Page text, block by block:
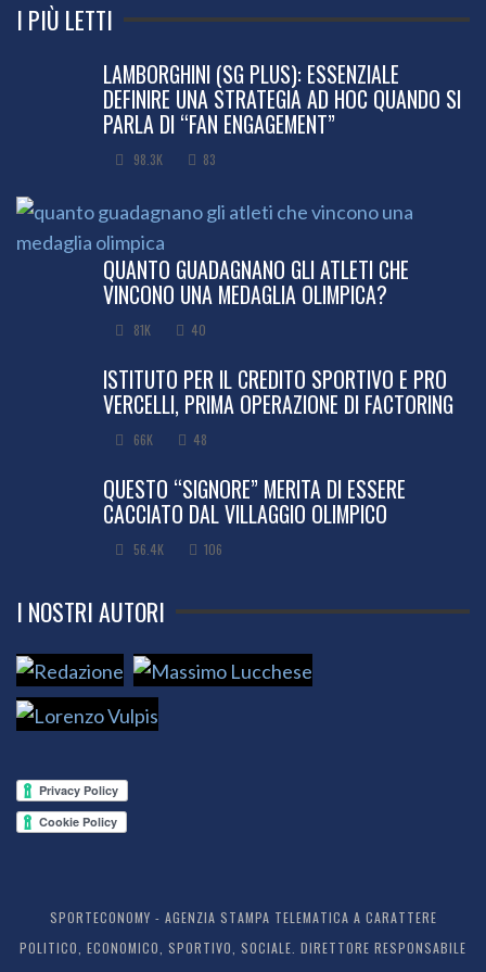
I PIÙ LETTI
LAMBORGHINI (SG PLUS): ESSENZIALE
DEFINIRE UNA STRATEGIA AD HOC QUANDO SI
PARLA DI “FAN ENGAGEMENT”
98.3K 83
QUANTO GUADAGNANO GLI ATLETI CHE
VINCONO UNA MEDAGLIA OLIMPICA?
81K 40
ISTITUTO PER IL CREDITO SPORTIVO E PRO
VERCELLI, PRIMA OPERAZIONE DI FACTORING
66K 48
QUESTO “SIGNORE” MERITA DI ESSERE
CACCIATO DAL VILLAGGIO OLIMPICO
56.4K 106
I NOSTRI AUTORI
SPORTECONOMY - AGENZIA STAMPA TELEMATICA A CARATTERE
POLITICO, ECONOMICO, SPORTIVO, SOCIALE. DIRETTORE RESPONSABILE